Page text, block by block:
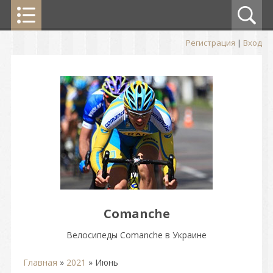
Регистрация | Вход
Comanche
Велосипеды Comanche в Украине
Главная » 2021 » Июнь